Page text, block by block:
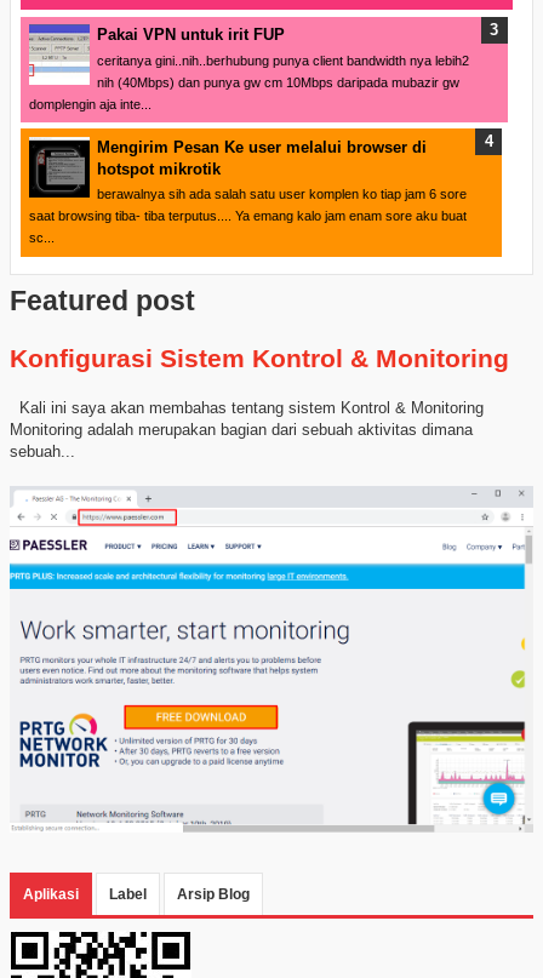
Pakai VPN untuk irit FUP
ceritanya gini..nih..berhubung punya client bandwidth nya lebih2
nih (40Mbps) dan punya gw cm 10Mbps daripada mubazir gw
domplengin aja inte...
Mengirim Pesan Ke user melalui browser di
hotspot mikrotik
berawalnya sih ada salah satu user komplen ko tiap jam 6 sore
saat browsing tiba- tiba terputus.... Ya emang kalo jam enam sore aku buat
sc...
Featured post
Konfigurasi Sistem Kontrol & Monitoring
Kali ini saya akan membahas tentang sistem Kontrol & Monitoring
Monitoring adalah merupakan bagian dari sebuah aktivitas dimana
sebuah...
Aplikasi Label Arsip Blog